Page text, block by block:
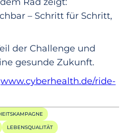
– Schritt für Schritt,
der Challenge und
gesunde Zukunft.
www.cyberhealth.de/ride-
LEBENSQUALITÄT